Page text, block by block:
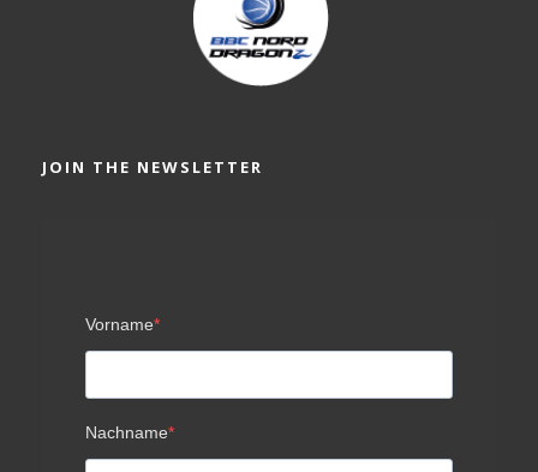
JOIN THE NEWSLETTER